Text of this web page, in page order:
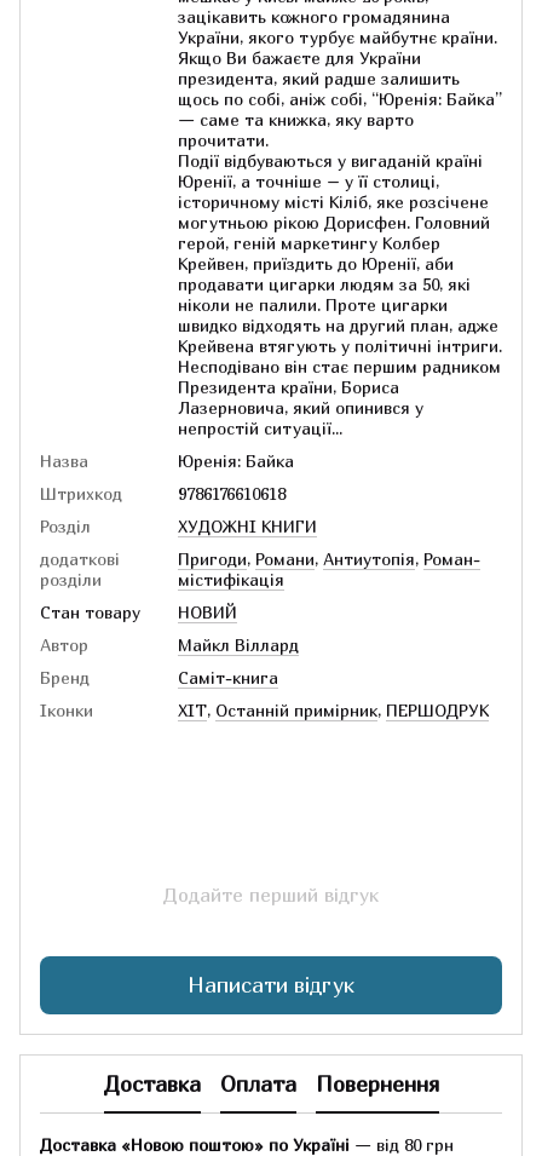
зацікавить кожного громадянина
України, якого турбує майбутнє країни.
Якщо Ви бажаєте для України
президента, який радше залишить
щось по собі, аніж собі, “Юренія: Байка”
— саме та книжка, яку варто
прочитати.
Події відбуваються у вигаданій країні
Юренії, а точніше – у її столиці,
історичному місті Кіліб, яке розсічене
могутньою рікою Дорисфен. Головний
герой, геній маркетингу Колбер
Крейвен, приїздить до Юренії, аби
продавати цигарки людям за 50, які
ніколи не палили. Проте цигарки
швидко відходять на другий план, адже
Крейвена втягують у політичні інтриги.
Несподівано він стає першим радником
Президента країни, Бориса
Лазерновича, який опинився у
непростій ситуації...
Назва
Юренія: Байка
Штрихкод
9786176610618
Розділ
ХУДОЖНІ КНИГИ
додаткові
розділи
Пригоди, Романи, Антиутопія, Роман-
містифікація
Стан товару
НОВИЙ
Автор
Майкл Віллард
Бренд
Саміт-книга
Іконки
ХІТ, Останній примірник, ПЕРШОДРУК
Додайте перший відгук
Написати відгук
Доставка Оплата Повернення
Доставка «Новою поштою» по Україні — від 80 грн